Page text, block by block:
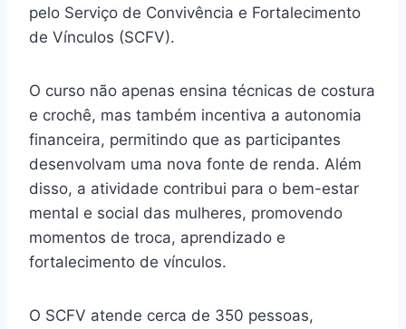
pelo Serviço de Convivência e Fortalecimento
de Vínculos (SCFV).
O curso não apenas ensina técnicas de costura
e crochê, mas também incentiva a autonomia
financeira, permitindo que as participantes
desenvolvam uma nova fonte de renda. Além
disso, a atividade contribui para o bem-estar
mental e social das mulheres, promovendo
momentos de troca, aprendizado e
fortalecimento de vínculos.
O SCFV atende cerca de 350 pessoas,